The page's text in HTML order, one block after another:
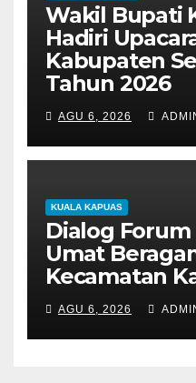
Wakil Bupati
Hadiri
Kabupaten
Tahun 2026
AGU 6, 2026
KUALA KAPUAS
Dialog
Umat
Kecamatan
AGU 6, 2026